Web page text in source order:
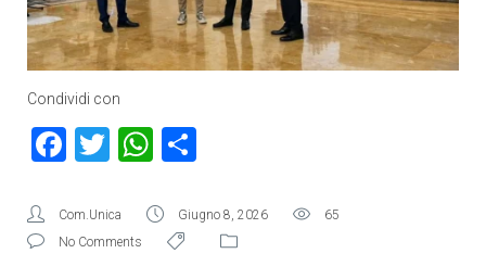
Condividi con
Facebook
TwitterWhatsApp
Com.Unica Giugno 8, 2026
65
No Comments